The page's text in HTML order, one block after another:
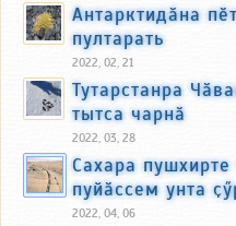
Антарктидӑна
пултарать
2022, 02, 21
Тутарстанра
тытса чарнӑ
2022, 03, 28
Сахара
пуйӑссем унта
2022, 04, 06